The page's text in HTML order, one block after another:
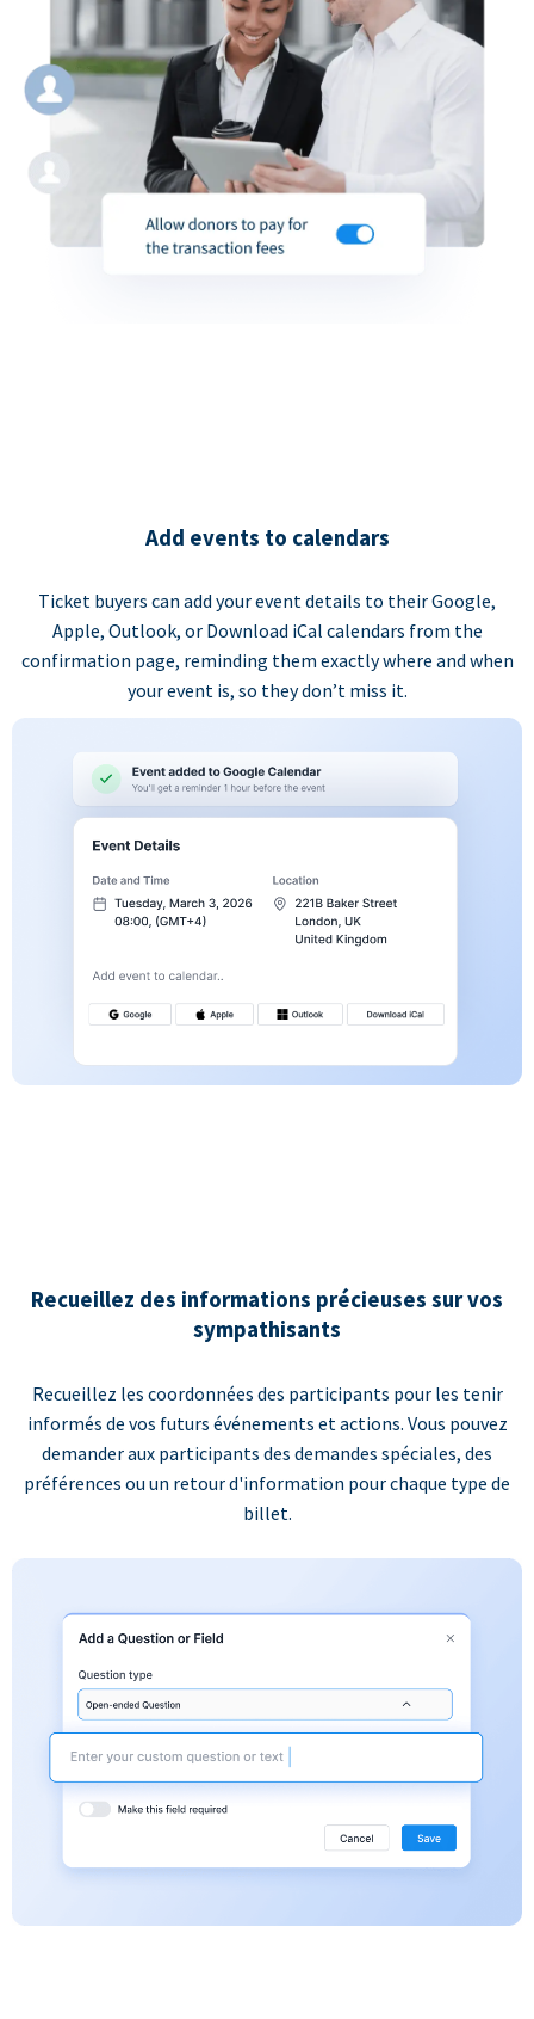
Add events to calendars
Ticket buyers can add your event details to their Google,
Apple, Outlook, or Download iCal calendars from the
confirmation page, reminding them exactly where and when
your event is, so they don’t miss it.
Recueillez des informations précieuses sur vos
sympathisants
Recueillez les coordonnées des participants pour les tenir
informés de vos futurs événements et actions. Vous pouvez
demander aux participants des demandes spéciales, des
préférences ou un retour d'information pour chaque type de
billet.